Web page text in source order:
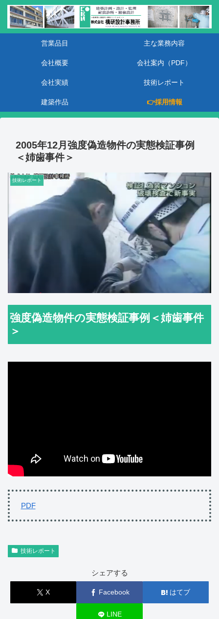
営業品目 主な業務内容
会社概要 会社案内（PDF）
会社実績 技術レポート
建築作品 👉採用情報
2005年12月強度偽造物件の実態検証事例
＜姉歯事件＞
技術レポート
強度偽造物件の実態検証事例＜姉歯事件
＞
PDF
技術レポート
シェアする
X Facebook はてブ
LINE